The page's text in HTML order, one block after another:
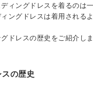
ク
ィングドレスを着るのは一
ングドレスは着用される
ドレスの歴史をご紹介しま
の歴史